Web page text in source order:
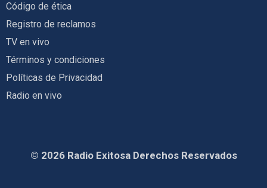
Código de ética
Registro de reclamos
TV en vivo
Términos y condiciones
Políticas de Privacidad
Radio en vivo
© 2026 Radio Exitosa Derechos Reservados